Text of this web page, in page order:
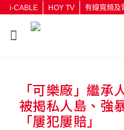
i-CABLE HOY TV 有線寬頻及
「可樂廠」繼
被揭私人島、強
「屢犯屢賠」